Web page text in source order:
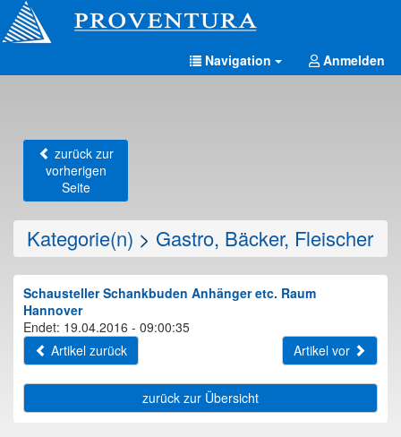
Navigation Anmelden
zurück zur
vorherigen
Seite
Kategorie(n) > Gastro, Bäcker, Fleischer
Schausteller Schankbuden Anhänger etc. Raum
Hannover
Endet: 19.04.2016 - 09:00:35
Artikel zurück
Artikel vor
zurück zur Übersicht